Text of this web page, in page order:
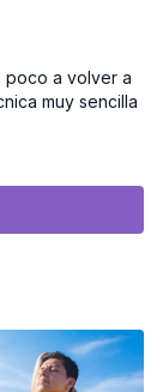
poco a volver a
muy sencilla
tus